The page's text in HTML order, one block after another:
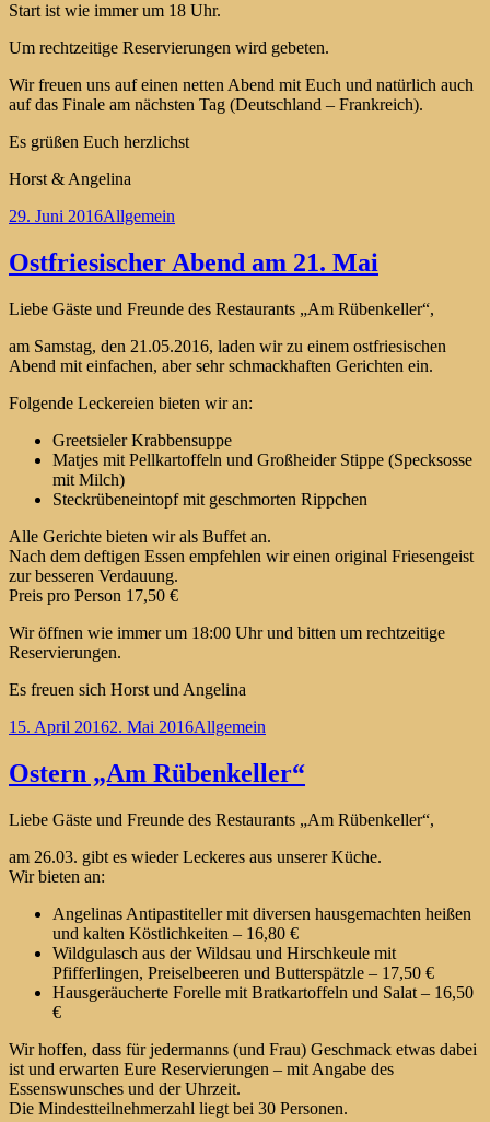
Start ist wie immer um 18 Uhr.
Um rechtzeitige Reservierungen wird gebeten.
Wir freuen uns auf einen netten Abend mit Euch und natürlich auch
auf das Finale am nächsten Tag (Deutschland – Frankreich).
Es grüßen Euch herzlichst
Horst & Angelina
Veröffentlicht
29. Juni 2016Kategorien
Allgemein
Ostfriesischer Abend am 21. Mai
Liebe Gäste und Freunde des Restaurants „Am Rübenkeller“,
am Samstag, den 21.05.2016, laden wir zu einem ostfriesischen
Abend mit einfachen, aber sehr schmackhaften Gerichten ein.
Folgende Leckereien bieten wir an:
Greetsieler Krabbensuppe
Matjes mit Pellkartoffeln und Großheider Stippe (Specksosse
mit Milch)
Steckrübeneintopf mit geschmorten Rippchen
Alle Gerichte bieten wir als Buffet an.
Nach dem deftigen Essen empfehlen wir einen original Friesengeist
zur besseren Verdauung.
Preis pro Person 17,50 €
Wir öffnen wie immer um 18:00 Uhr und bitten um rechtzeitige
Reservierungen.
Es freuen sich Horst und Angelina
Veröffentlicht
15. April 20162. Mai 2016Kategorien
Allgemein
Ostern „Am Rübenkeller“
Liebe Gäste und Freunde des Restaurants „Am Rübenkeller“,
am 26.03. gibt es wieder Leckeres aus unserer Küche.
Wir bieten an:
Angelinas Antipastiteller mit diversen hausgemachten heißen
und kalten Köstlichkeiten – 16,80 €
Wildgulasch aus der Wildsau und Hirschkeule mit
Pfifferlingen, Preiselbeeren und Butterspätzle – 17,50 €
Hausgeräucherte Forelle mit Bratkartoffeln und Salat – 16,50
€
Wir hoffen, dass für jedermanns (und Frau) Geschmack etwas dabei
ist und erwarten Eure Reservierungen – mit Angabe des
Essenswunsches und der Uhrzeit.
Die Mindestteilnehmerzahl liegt bei 30 Personen.